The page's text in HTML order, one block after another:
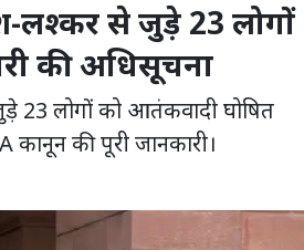
लश्कर से जुड़े 23 लोगों
की अधिसूचना
लोगों को आतंकवादी घोषित
की पूरी जानकारी।